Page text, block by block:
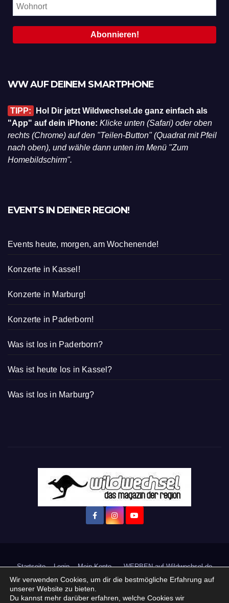
WW AUF DEINEM SMARTPHONE
TIPP:
Hol Dir jetzt Wildwechsel.de ganz einfach als
"App" auf dein iPhone: Klicke unten (Safari) oder oben
rechts (Chrome) auf den "Teilen-Button" (Quadrat mit Pfeil
nach oben), und wähle dann unten im Menü "Zum
Homebildschirm".
EVENTS IN DEINER REGION!
Events heute, morgen, am Wochenende!
Konzerte in Kassel!
Konzerte in Marburg!
Konzerte in Paderborn!
Was ist los in Paderborn?
Was ist heute los in Kassel?
Was ist los in Marburg?
Startseite Login Mein Konto · WERBEN auf Wildwechsel.de
+ Neue Veranstaltung eintragen:
Wir verwenden Cookies, um dir die bestmögliche Erfahrung auf
unserer Website zu bieten.
Du kannst mehr darüber erfahren, welche Cookies wir